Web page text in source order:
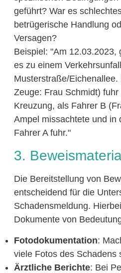
geführt? War es
betrügerische Handlung
Versagen?
Beispiel: "Am 12.03.2023,
es zu einem
Musterstraße/Eichenallee.
Zeuge: Frau Schmidt)
Kreuzung, als Fahrer B
Ampel missachtete und in
Fahrer A fuhr."
3.
Die Bereitstellung von
entscheidend für die
Schadensmeldung.
Dokumente von
Fotodokumentation:
viele Fotos des Schadens
Ärztliche Berichte: Bei